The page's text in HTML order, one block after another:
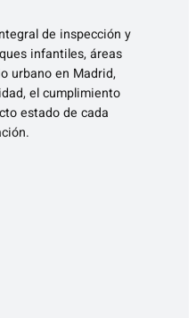
de inspección y
infantiles, áreas
urbano en Madrid,
el cumplimiento
estado de cada